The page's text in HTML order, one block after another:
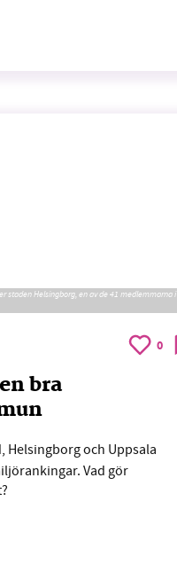
staden Helsingborg, en av de 41 medlemmarna i
0
bra
Helsingborg och Uppsala
Vad gör